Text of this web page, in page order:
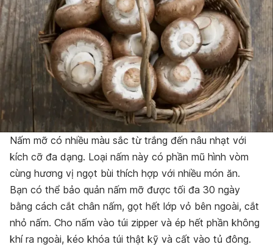
Nấm mỡ có nhiều màu sắc từ trắng đến nâu nhạt với
kích cỡ đa dạng. Loại nấm này có phần mũ hình vòm
cùng hương vị ngọt bùi thích hợp với nhiều món ăn.
Bạn có thể bảo quản nấm mỡ được tối đa 30 ngày
bằng cách cắt chân nấm, gọt hết lớp vỏ bên ngoài, cắt
nhỏ nấm. Cho nấm vào túi zipper và ép hết phần không
khí ra ngoài, kéo khóa túi thật kỹ và cất vào tủ đông.